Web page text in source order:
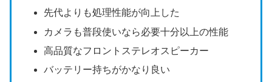
先代よりも処理性能が向上した
カメラも普段使いなら必要十分以上の性能
高品質なフロントステレオスピーカー
バッテリー持ちがかなり良い